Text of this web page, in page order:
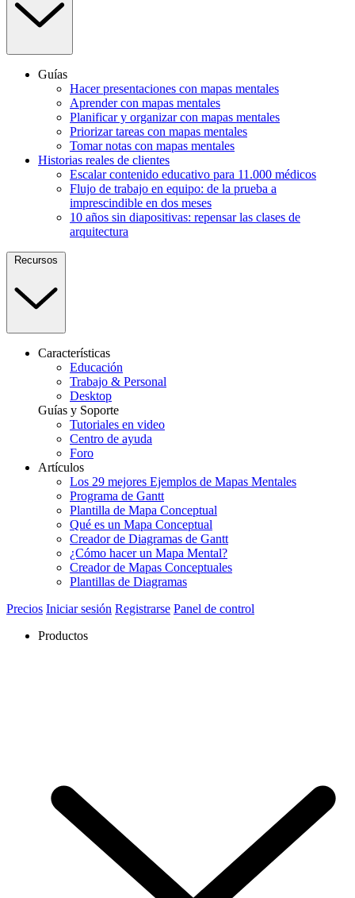
Guías
Hacer presentaciones con mapas mentales
Aprender con mapas mentales
Planificar y organizar con mapas mentales
Priorizar tareas con mapas mentales
Tomar notas con mapas mentales
Historias reales de clientes
Escalar contenido educativo para 11.000 médicos
Flujo de trabajo en equipo: de la prueba a
imprescindible en dos meses
10 años sin diapositivas: repensar las clases de
arquitectura
Recursos
Características
Educación
Trabajo & Personal
Desktop
Guías y Soporte
Tutoriales en video
Centro de ayuda
Foro
Artículos
Los 29 mejores Ejemplos de Mapas Mentales
Programa de Gantt
Plantilla de Mapa Conceptual
Qué es un Mapa Conceptual
Creador de Diagramas de Gantt
¿Cómo hacer un Mapa Mental?
Creador de Mapas Conceptuales
Plantillas de Diagramas
Precios Iniciar sesión Registrarse Panel de control
Productos